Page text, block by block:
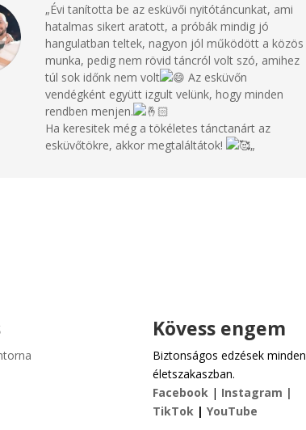
„Évi tanította be az esküvői nyitótáncunkat, ami
hatalmas sikert aratott, a próbák mindig jó
hangulatban teltek, nagyon jól működött a közös
munka, pedig nem rövid táncról volt szó, amihez
túl sok időnk nem volt
Az esküvőn
vendégként együtt izgult velünk, hogy minden
rendben menjen.
Ha keresitek még a tökéletes tánctanárt az
esküvőtökre, akkor megtaláltátok!
„
Kövess engem
Biztonságos edzések minden
életszakaszban.
Facebook | Instagram |
TikTok |YouTube